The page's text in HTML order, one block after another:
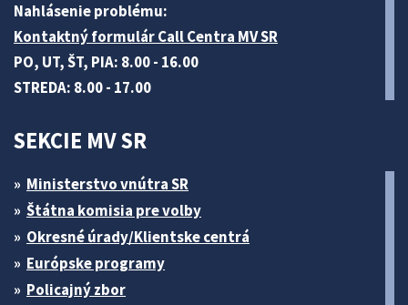
Nahlásenie problému:
Kontaktný formulár Call Centra MV SR
PO, UT, ŠT, PIA: 8.00 - 16.00
STREDA: 8.00 - 17.00
SEKCIE MV SR
Ministerstvo vnútra SR
Štátna komisia pre volby
Okresné úrady/Klientske centrá
Európske programy
Policajný zbor